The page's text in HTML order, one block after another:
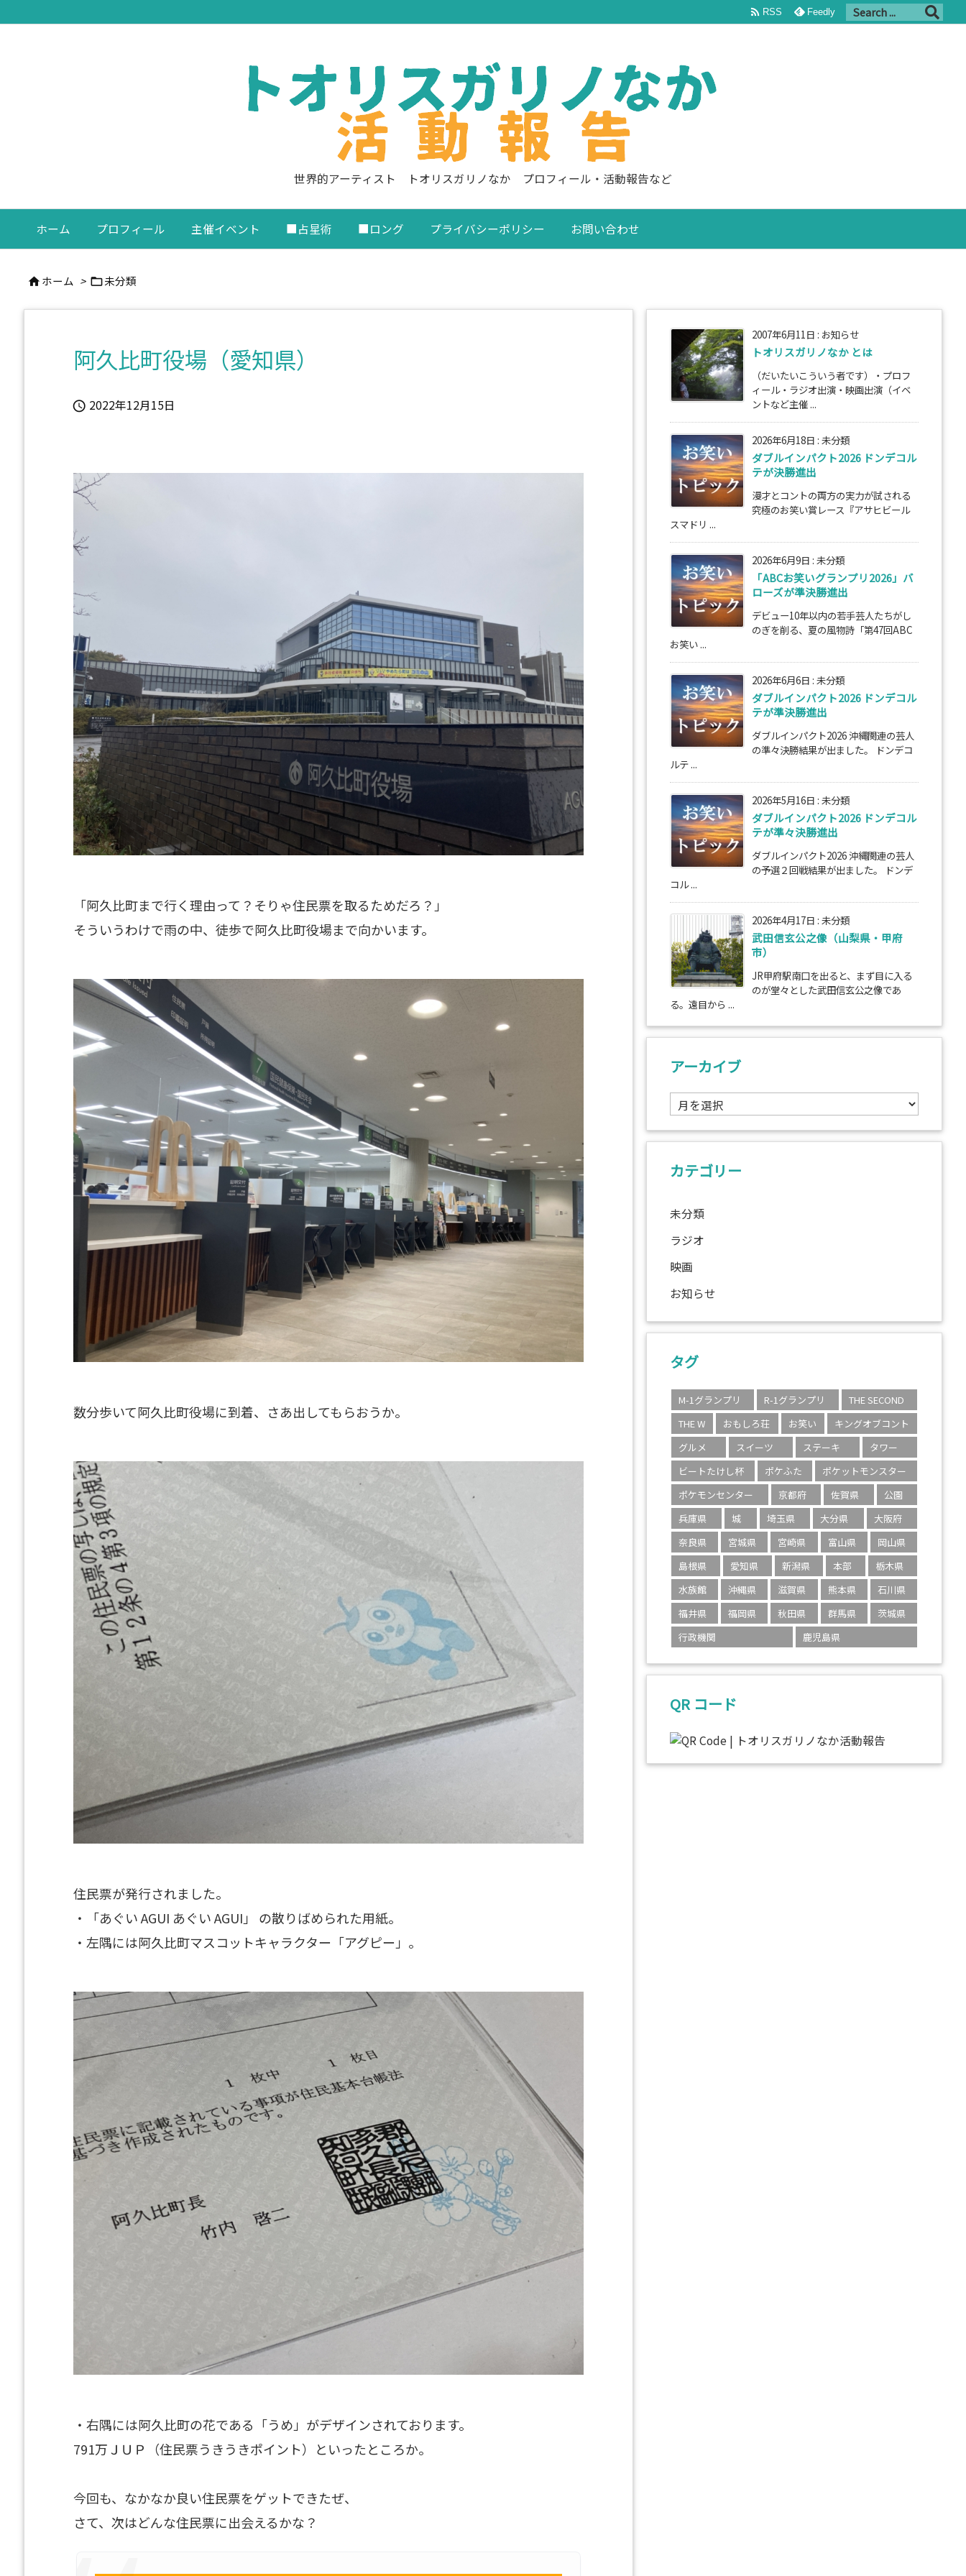
世界的アーティスト トオリスガリノなか プロフィール・活動報告など
ホーム プロフィール 主催イベント ■占星術 ■ロング プライバシーポリシー お問い合わせ
 RSS Feedly
 ホーム > 未分類
阿久比町役場（愛知県）
 2022年12月15日
「阿久比町まで行く理由って？そりゃ住民票を取るためだろ？」
そういうわけで雨の中、徒歩で阿久比町役場まで向かいます。
数分歩いて阿久比町役場に到着、さあ出してもらおうか。
住民票が発行されました。
・「あぐい AGUI あぐい AGUI」 の散りばめられた用紙。
・左隅には阿久比町マスコットキャラクター「アグピー」。
・右隅には阿久比町の花である「うめ」がデザインされております。
791万ＪＵＰ（住民票うきうきポイント）といったところか。
今回も、なかなか良い住民票をゲットできたぜ、
さて、次はどんな住民票に出会えるかな？
2007年6月11日 : お知らせ
トオリスガリノなか とは
（だいたいこういう者です）・プロフ
ィール・ラジオ出演・映画出演（イベ
ントなど主催 ...
2026年6月18日 : 未分類
ダブルインパクト2026 ドンデコル
テが決勝進出
漫才とコントの両方の実力が試される
究極のお笑い賞レース『アサヒビール
スマドリ ...
2026年6月9日 : 未分類
「ABCお笑いグランプリ2026」バ
ローズが準決勝進出
デビュー10年以内の若手芸人たちがし
のぎを削る、夏の風物詩「第47回ABC
お笑い ...
2026年6月6日 : 未分類
ダブルインパクト2026 ドンデコル
テが準決勝進出
ダブルインパクト2026 沖縄関連の芸人
の準々決勝結果が出ました。 ドンデコ
ルテ ...
2026年5月16日 : 未分類
ダブルインパクト2026 ドンデコル
テが準々決勝進出
ダブルインパクト2026 沖縄関連の芸人
の予選２回戦結果が出ました。 ドンデ
コル ...
2026年4月17日 : 未分類
武田信玄公之像（山梨県・甲府
市）
JR甲府駅南口を出ると、まず目に入る
のが堂々とした武田信玄公之像であ
る。遠目から ...
アーカイブ
ア
ー
カ
ブ
カテゴリー
未分類
ラジオ
映画
お知らせ
タグ
M-1グランプリ R-1グランプリ
THE SECOND
THE W
おもしろ荘 お笑い
キングオブコント
グルメ
スイーツ ステーキ
タワー
ビートたけし杯
ポケふた
ポケットモンスター
ポケモンセンター
京都府 佐賀県
公園
兵庫県
城 埼玉県 大分県
大阪府
奈良県
宮城県 宮崎県 富山県
岡山県
島根県
愛知県 新潟県 本部
栃木県
水族館
沖縄県 滋賀県 熊本県
石川県
福井県
福岡県 秋田県 群馬県
茨城県
行政機関
鹿児島県
QR コード